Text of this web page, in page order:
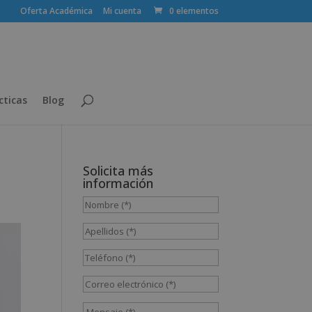
Oferta Académica Mi cuenta 0 elementos
Blog
Solicita más
información